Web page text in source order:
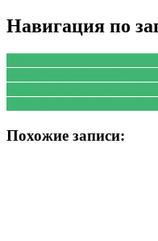
Навигация по
Похожие записи: